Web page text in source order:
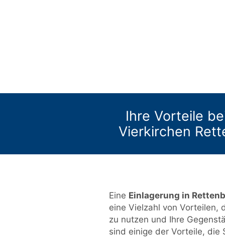
Ihre Vorteile
Vierkirchen
Eine Einlagerung in
eine Vielzahl von Vorteilen,
zu nutzen und Ihre
sind einige der Vorteile, die